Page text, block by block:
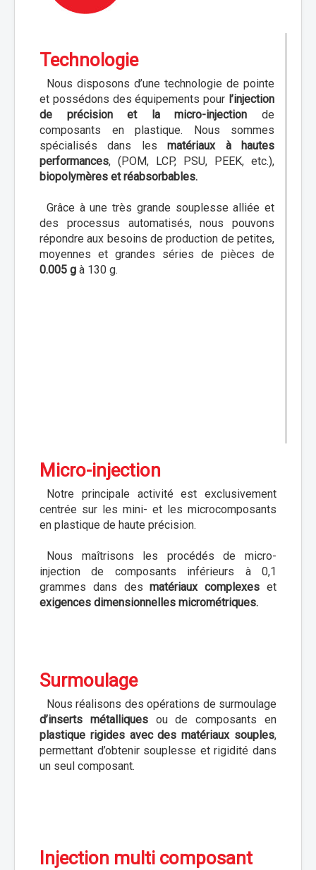
Technologie
Nous disposons d’une technologie de pointe
et possédons des équipements pour l’injection
de précision et la micro-injection de
composants en plastique. Nous sommes
spécialisés dans lesmatériaux à hautes
performances, (POM, LCP, PSU, PEEK, etc.),
biopolymères et réabsorbables.
Grâce à une très grande souplesse alliée et
des processus automatisés, nous pouvons
répondre aux besoins de production de petites,
moyennes et grandes séries de pièces de
0.005 g à 130 g.
Micro-injection
Notre principale activité est exclusivement
centrée sur les mini- et les microcomposants
en plastique de haute précision.
Nous maîtrisons les procédés de micro-
injection de composants inférieurs à 0,1
grammes dans desmatériaux complexes et
exigences dimensionnelles micrométriques.
Surmoulage
Nous réalisons des opérations de surmoulage
d’inserts métalliquesou de composants en
plastique rigides avec des matériaux souples,
permettant d’obtenir souplesse et rigidité dans
un seul composant.
Injection multi composant